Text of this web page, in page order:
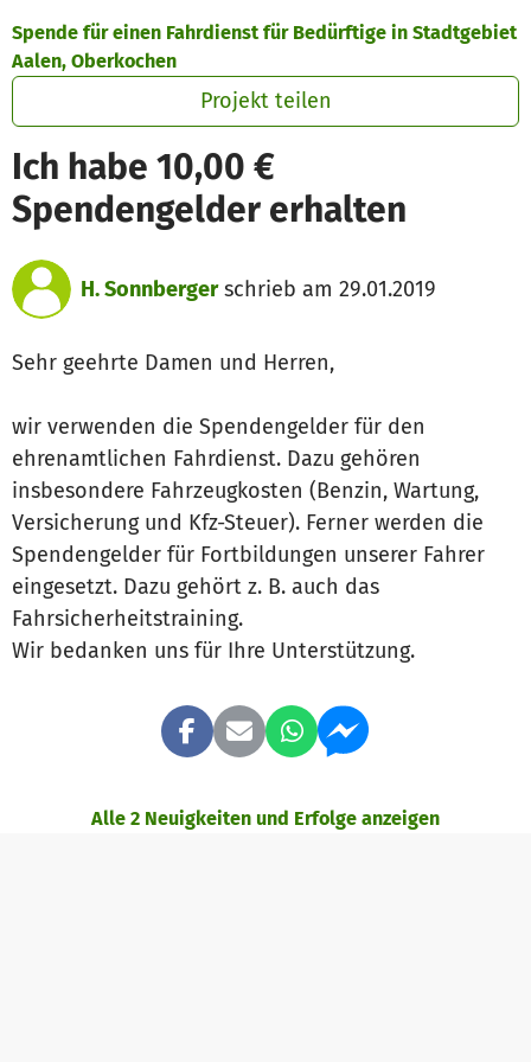
Spende für einen Fahrdienst für Bedürftige in Stadtgebiet
Aalen, Oberkochen
Projekt teilen
Ich habe 10,00 €
Spendengelder erhalten
H. Sonnbergerschrieb am 29.01.2019
Sehr geehrte Damen und Herren,
wir verwenden die Spendengelder für den
ehrenamtlichen Fahrdienst. Dazu gehören
insbesondere Fahrzeugkosten (Benzin, Wartung,
Versicherung und Kfz-Steuer). Ferner werden die
Spendengelder für Fortbildungen unserer Fahrer
eingesetzt. Dazu gehört z. B. auch das
Fahrsicherheitstraining.
Wir bedanken uns für Ihre Unterstützung.
Alle 2 Neuigkeiten und Erfolge anzeigen